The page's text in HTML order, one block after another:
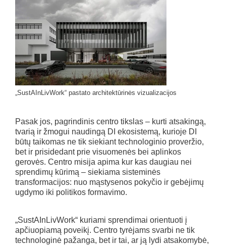
„SustAInLivWork“ pastato architektūrinės vizualizacijos
Pasak jos, pagrindinis centro tikslas – kurti atsakingą,
tvarią ir žmogui naudingą DI ekosistemą, kurioje DI
būtų taikomas ne tik siekiant technologinio proveržio,
bet ir prisidedant prie visuomenės bei aplinkos
gerovės. Centro misija apima kur kas daugiau nei
sprendimų kūrimą – siekiama sisteminės
transformacijos: nuo mąstysenos pokyčio ir gebėjimų
ugdymo iki politikos formavimo.
„SustAInLivWork“ kuriami sprendimai orientuoti į
apčiuopiamą poveikį. Centro tyrėjams svarbi ne tik
technologinė pažanga, bet ir tai, ar ją lydi atsakomybė,